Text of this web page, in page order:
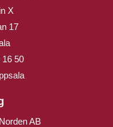
X
17
16 50
AB